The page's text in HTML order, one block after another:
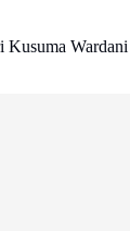
Kusuma